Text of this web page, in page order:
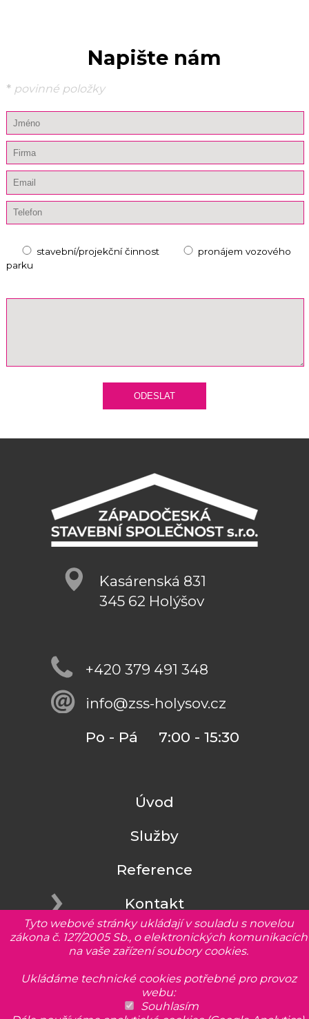
Napište nám
* povinné položky
stavební/projekční činnost
pronájem vozového
parku
Kasárenská 831
345 62 Holýšov
+420 379 491 348
info@zss-holysov.cz
Po - Pá 7:00 - 15:30
Úvod
Služby
Reference
Kontakt
Tyto webové stránky ukládají v souladu s novelou
zákona č. 127/2005 Sb., o elektronických komunikacích
na vaše zařízení soubory cookies.
Ukládáme technické cookies potřebné pro provoz
webu:
Souhlasím